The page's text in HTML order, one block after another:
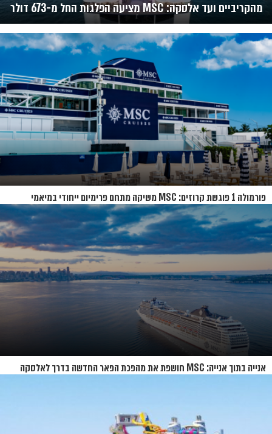
מהקריביים ועד אלסקה: MSC מציעה הפלגות החל מ-673 דולר
פורמולה 1 פוגשת קרוזים: MSC משיקה מתחם פרימיום ייחודי במיאמי
אנייה בתוך אנייה: MSC חושפת את מהפכת הפאר החדשה בדרך לאלסקה